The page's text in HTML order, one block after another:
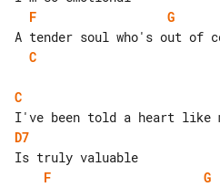
F
G
C
C
D7
F
G